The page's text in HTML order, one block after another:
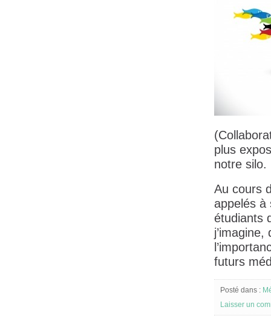
plus
notre silo.
Au cours
appelés à
étudiants
futurs
Posté dans :
Laisser un